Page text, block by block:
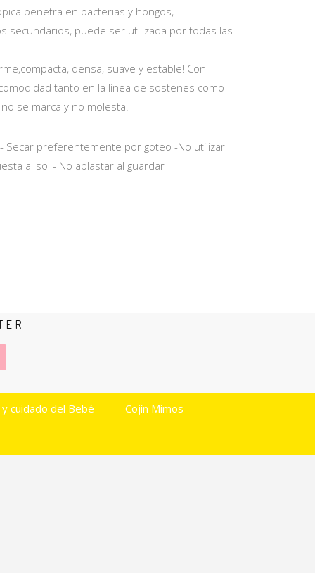
penetra en bacterias y hongos,
secundarios, puede ser utilizada por todas las
densa, suave y estable! Con
tanto en la línea de sostenes como
se marca y no molesta.
Secar preferentemente por goteo -No utilizar
al sol - No aplastar al guardar
y cuidado del Bebé Cojín Mimos